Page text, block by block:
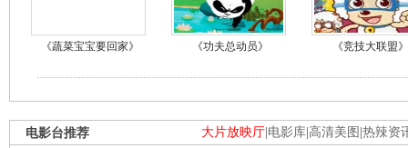
《蔬菜宝宝要回家》 《功夫总动员》 《竞技大联盟》
大片放映厅 电影库 高清美图 热辣资
电影台推荐